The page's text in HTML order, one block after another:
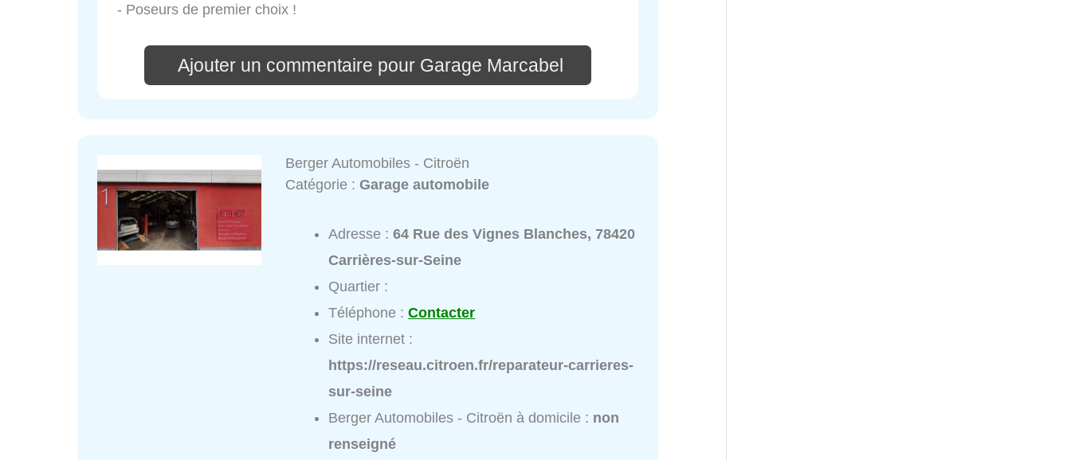
- Poseurs de premier choix !
Ajouter un commentaire pour Garage Marcabel
Berger Automobiles - Citroën
Catégorie :Garage automobile
Adresse :64 Rue des Vignes Blanches, 78420
Carrières-sur-Seine
Quartier :
Téléphone :Contacter
Site internet :
https://reseau.citroen.fr/reparateur-carrieres-
sur-seine
Berger Automobiles - Citroën à domicile : non
renseigné